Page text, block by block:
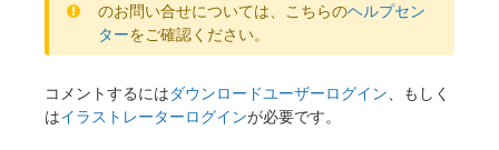
のお問い合せについては、こちらのヘルプセン
ターをご確認ください。
コメントするにはダウンロードユーザーログイン 、もしく
はイラストレーターログインが必要です。